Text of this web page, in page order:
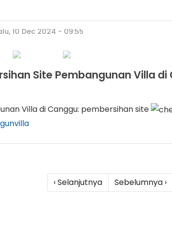
10 Dec 2024 - 09:55
Site Pembangunan Villa di
Villa di Canggu: pembersihan site
‹ Selanjutnya Sebelumnya ›